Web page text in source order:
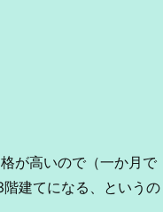
が高いので（一か月で
建てになる、というの